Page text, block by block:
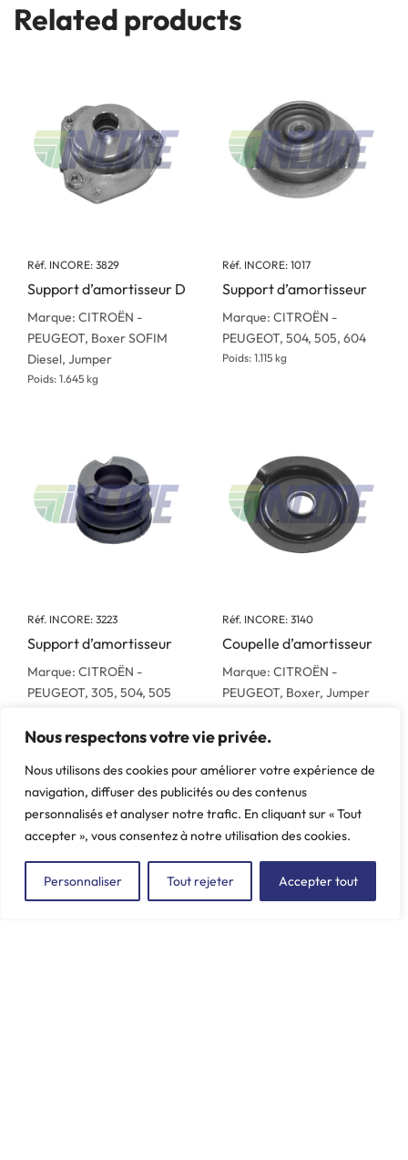
Nous respectons votre vie privée.
Nous utilisons des cookies pour améliorer votre expérience de
navigation, diffuser des publicités ou des contenus
personnalisés et analyser notre trafic. En cliquant sur « Tout
accepter », vous consentez à notre utilisation des cookies.
Personnaliser Tout rejeter Accepter tout
Related products
Réf. INCORE: 3829
Support d’amortisseur D
Marque: CITROËN -
PEUGEOT, Boxer SOFIM
Diesel, Jumper
Poids: 1.645 kg
Réf. INCORE: 1017
Support d’amortisseur
Marque: CITROËN -
PEUGEOT, 504, 505, 604
Poids: 1.115 kg
Réf. INCORE: 3223
Support d’amortisseur
Marque: CITROËN -
PEUGEOT, 305, 504, 505
Réf. INCORE: 3140
Coupelle d’amortisseur
Marque: CITROËN -
PEUGEOT, Boxer, Jumper
ZAC du Plessis Val Vert